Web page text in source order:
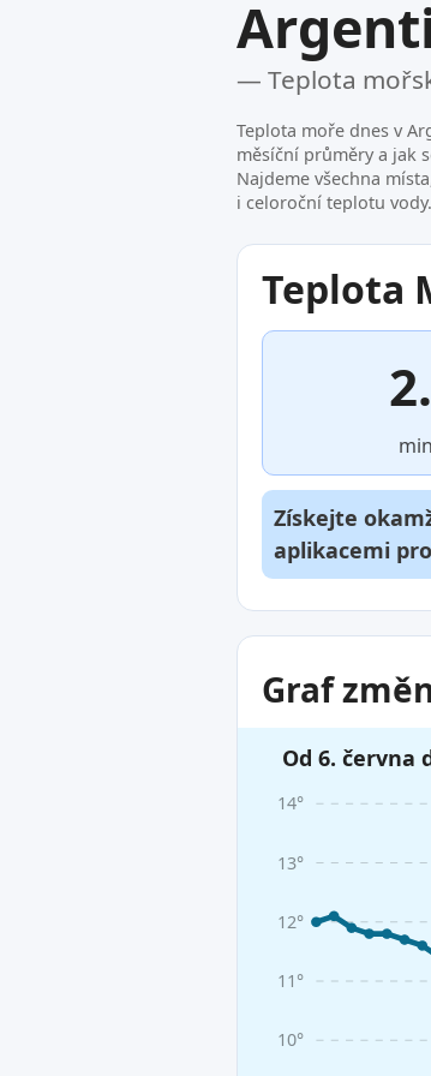
— Teplota
Teplota moře dnes v
měsíční průměry a jak
Najdeme všechna
i celoroční teplotu vody.
Teplota
Získejte
aplikacemi pro
Graf
Od 6. června
10°
11°
12°
13°
14°